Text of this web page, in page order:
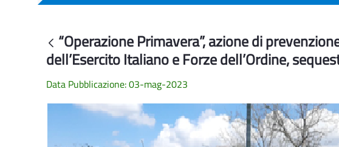
“Operazione Primavera”, azione di
Indietro
“Operazione Primavera”, azione di
dell’Esercito Italiano e Forze dell’Ordine,
Data Pubblicazione: 03-mag-2023